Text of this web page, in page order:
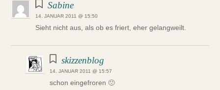
Sabine
14. JANUAR 2011 @ 15:50
Sieht nicht aus, als ob es friert, eher gelangweilt.
skizzenblog
14. JANUAR 2011 @ 15:57
schon eingefroren 🙁